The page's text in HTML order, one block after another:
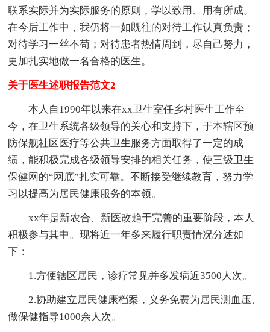
联系实际并为实际服务的原则，学以致用、用有所成。
在今后工作中，我仍将一如既往的对待工作认真负责；
对待学习一丝不苟；对待患者热情周到，尽自己努力，
更加扎实地做一名合格的医生。
关于医生述职报告范文2
本人自1990年以来在xx卫生室任乡村医生工作至
今，在卫生系统各级领导的关心和支持下，于本辖区预
防保舰社区医疗等公共卫生服务方面取得了一定的成
绩，能积极完成各级领导安排的相关任务，使三级卫生
保健网的“网底”扎实可靠。不断接受继续教育，努力学
习以提高为居民健康服务的本领。
xx年是新农合、新医改趋于完善的重要阶段，本人
积极参与其中。现将近一年多来履行职责情况分述如
下：
1.方便辖区居民，诊疗常见并多发病近3500人次。
2.协助建立居民健康档案，义务免费为居民测血压、
做保健指导1000余人次。